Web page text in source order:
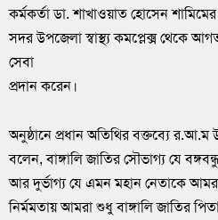
কর্মকর্তা ডা. শাখাওয়াত হোসেন
সদর উপজেলা স্বাস্থ্য কমপ্লেক্স থেকে
সেবা
প্রদান করেন।
অনুষ্ঠানে প্রধান অতিথির বক্তব্যে
বলেন, বাঙ্গালি জাতির সৌভাগ্য যে
আর দুর্ভাগ্য যে এমন মহান নেতাকে
নির্মমতায় আমরা শুধু বাঙ্গালি জাতির